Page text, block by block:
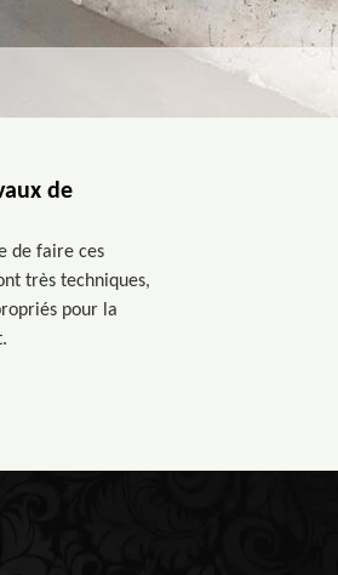
de
de faire ces
très techniques,
pour la